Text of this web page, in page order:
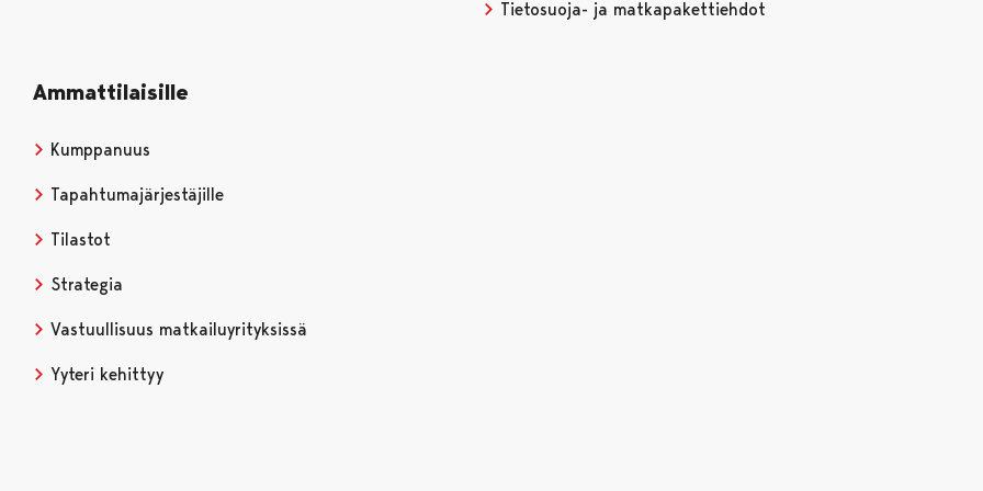
Tietosuoja- ja matkapakettiehdot
Ammattilaisille
Kumppanuus
Tapahtumajärjestäjille
Tilastot
Strategia
Vastuullisuus matkailuyrityksissä
Yyteri kehittyy